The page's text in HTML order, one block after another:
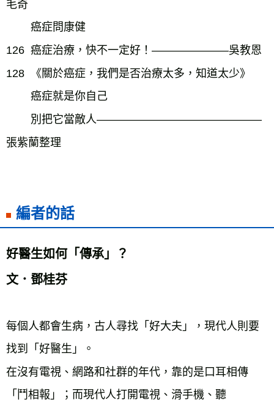
毛奇
癌症問康健
126 癌症治療，快不一定好！―――――――吳教恩
128 《關於癌症，我們是否治療太多，知道太少》
癌症就是你自己
別把它當敵人―――――――――――――――
張紫蘭整理
編者的話
好醫生如何「傳承」？
文．鄧桂芬
每個人都會生病，古人尋找「好大夫」，現代人則要
找到「好醫生」。
在沒有電視、網路和社群的年代，靠的是口耳相傳
「鬥相報」；而現代人打開電視、滑手機、聽